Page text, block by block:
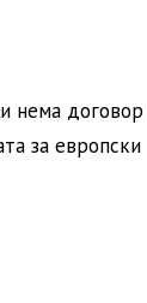
нема
за европски